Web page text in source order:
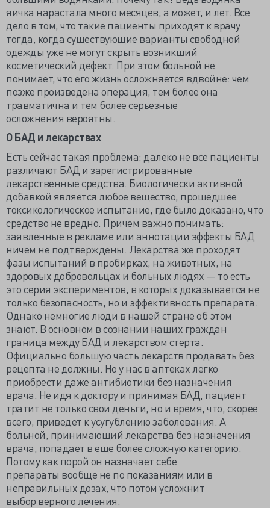
яичка нарастала много месяцев, а может, и лет. Все
дело в том, что такие пациенты приходят к врачу
тогда, когда существующие варианты свободной
одежды уже не могут скрыть возникший
косметический дефект. При этом больной не
понимает, что его жизнь осложняется вдвойне: чем
позже произведена операция, тем более она
травматична и тем более серьезные
осложнения вероятны.
О БАД и лекарствах
Есть сейчас такая проблема: далеко не все пациенты
различают БАД и зарегистрированные
лекарственные средства. Биологически активной
добавкой является любое вещество, прошедшее
токсикологическое испытание, где было доказано, что
средство не вредно. Причем важно понимать:
заявленные в рекламе или аннотации эффекты БАД
ничем не подтверждены. Лекарства же проходят
фазы испытаний в пробирках, на животных, на
здоровых добровольцах и больных людях — то есть
это серия экспериментов, в которых доказывается не
только безопасность, но и эффективность препарата.
Однако немногие люди в нашей стране об этом
знают. В основном в сознании наших граждан
граница между БАД и лекарством стерта.
Официально большую часть лекарств продавать без
рецепта не должны. Но у нас в аптеках легко
приобрести даже антибиотики без назначения
врача. Не идя к доктору и принимая БАД, пациент
тратит не только свои деньги, но и время, что, скорее
всего, приведет к усугублению заболевания. А
больной, принимающий лекарства без назначения
врача, попадает в еще более сложную категорию.
Потому как порой он назначает себе
препараты вообще не по показаниям или в
неправильных дозах, что потом усложнит
выбор верного лечения.